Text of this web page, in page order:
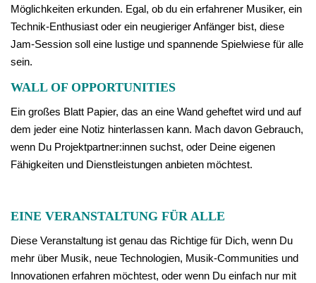
Möglichkeiten erkunden. Egal, ob du ein erfahrener Musiker, ein
Technik-Enthusiast oder ein neugieriger Anfänger bist, diese
Jam-Session soll eine lustige und spannende Spielwiese für alle
sein.
WALL OF OPPORTUNITIES
Ein großes Blatt Papier, das an eine Wand geheftet wird und auf
dem jeder eine Notiz hinterlassen kann. Mach davon Gebrauch,
wenn Du Projektpartner:innen suchst, oder Deine eigenen
Fähigkeiten und Dienstleistungen anbieten möchtest.
EINE VERANSTALTUNG FÜR ALLE
Diese Veranstaltung ist genau das Richtige für Dich, wenn Du
mehr über Musik, neue Technologien, Musik-Communities und
Innovationen erfahren möchtest, oder wenn Du einfach nur mit